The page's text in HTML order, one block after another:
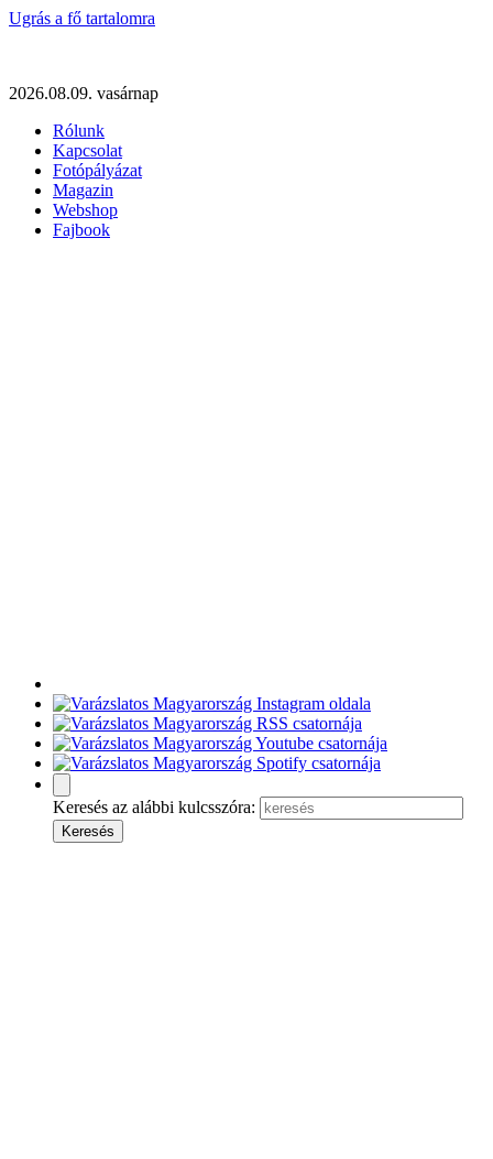
Ugrás a fő tartalomra
2026.08.09. vasárnap
Rólunk
Kapcsolat
Fotópályázat
Magazin
Webshop
Fajbook
Keresés az alábbi kulcsszóra: